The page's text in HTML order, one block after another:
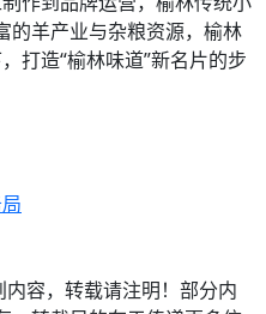
的羊产业与杂粮资源，榆林
打造“榆林味道”新名片的步
内容，转载请注明！部分内